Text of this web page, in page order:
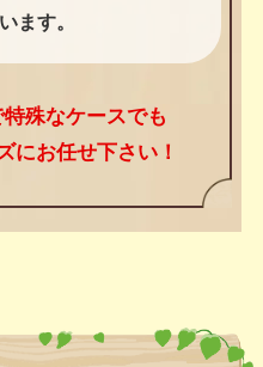
ます。
殊なケースでも
にお任せ下さい！